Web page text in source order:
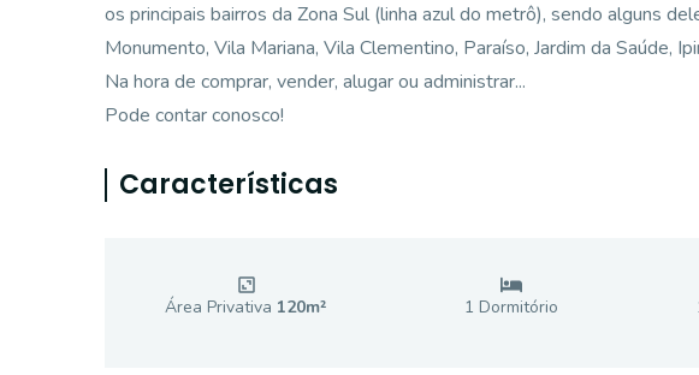
os principais bairros da Zona Sul (linha azul do metrô), sendo alguns
Monumento, Vila Mariana, Vila Clementino, Paraíso, Jardim da Saúde,
Na hora de comprar, vender, alugar ou administrar...
Pode contar conosco!
Características
Área Privativa 120m² 1 Dormitório